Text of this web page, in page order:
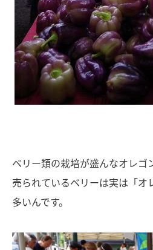
ベリー類の栽培が盛んなオレゴ
売られているベリーは実は「オ
多いんです。